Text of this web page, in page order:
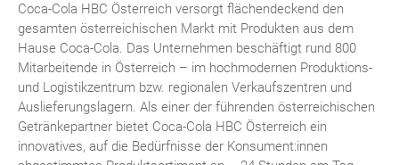
Coca-Cola HBC Österreich versorgt flächendeckend den
gesamten österreichischen Markt mit Produkten aus dem
Hause Coca-Cola. Das Unternehmen beschäftigt rund 800
Mitarbeitende in Österreich – im hochmodernen Produktions-
und Logistikzentrum bzw. regionalen Verkaufszentren und
Auslieferungslagern. Als einer der führenden österreichischen
Getränkepartner bietet Coca-Cola HBC Österreich ein
innovatives, auf die Bedürfnisse der Konsument:innen